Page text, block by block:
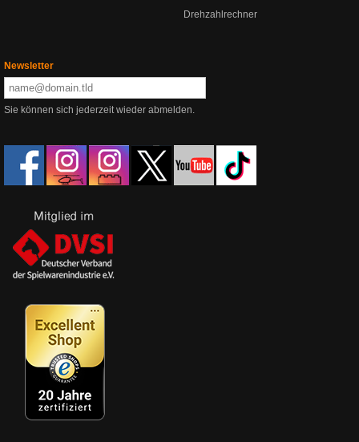
Drehzahlrechner
Newsletter
Sie können sich jederzeit wieder abmelden.